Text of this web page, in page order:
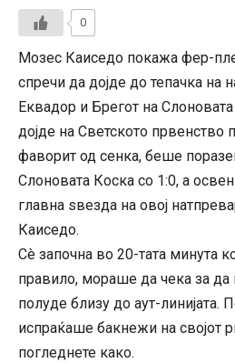
0
Мозес Каиседо покажа фер-
спречи да дојде до тепачка на
Еквадор и Брегот на
дојде на Светското првенство
фаворит од сенка, беше
Слоновата Коска со 1:0, а
главна ѕвезда на овој
Каиседо.
Сè започна во 20-тата минута
правило, мораше да чека за да
полуде близу до аут-
испраќаше бакнежи на својот
погледнете како.